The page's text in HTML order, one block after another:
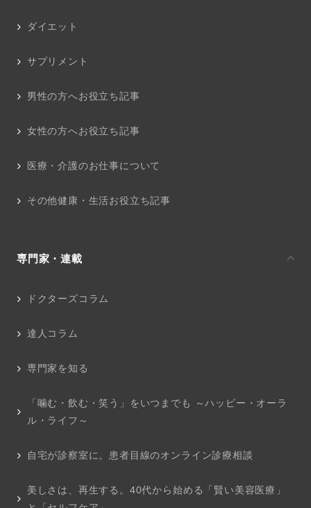
ダイエット
サプリメント
男性の方へお役立ち記事
女性の方へお役立ち記事
医療・介護のお仕事について
その他健康・生活お役立ち記事
専門家・連載
ドクターズコラム
達人コラム
専門家を知る
「噛む・飲む・笑う」をいつまでも ～ハッピー・オーラ
ル・ライフ～
自宅が診察室に。患者目線のオンライン診療相談
美しさは、再生する。40代から始める「賢い美容医療」